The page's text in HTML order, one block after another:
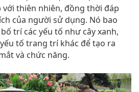
thiên nhiên, đồng thời đáp
của người sử dụng. Nó bao
trí các yếu tố như cây xanh,
tố trang trí khác để tạo ra
và chức năng.